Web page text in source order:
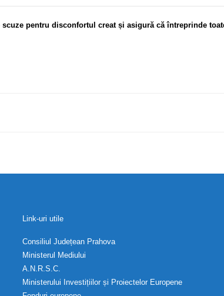
scuze pentru disconfortul creat și asigură că întreprinde
Link-uri utile
Consiliul Județean Prahova
Ministerul Mediului
A.N.R.S.C.
Ministerului Investițiilor și Proiectelor Europene